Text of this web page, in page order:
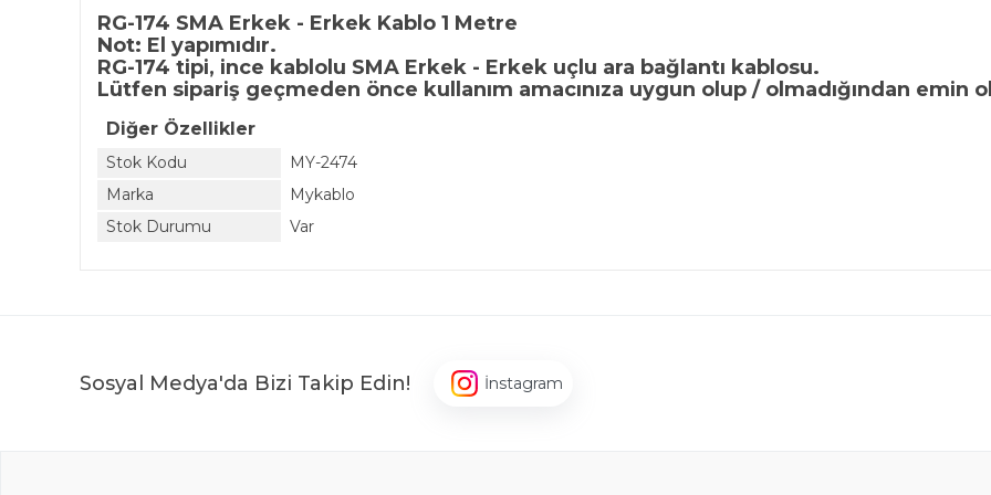
RG-174 SMA Erkek - Erkek Kablo 1 Metre
Not: El yapımıdır.
RG-174 tipi, ince kablolu SMA Erkek - Erkek uçlu ara bağlantı kablosu.
Lütfen sipariş geçmeden önce kullanım amacınıza uygun olup / olmadığından emin
Diğer Özellikler
Stok Kodu
MY-2474
Marka
Mykablo
Stok Durumu
Var
Sosyal Medya'da Bizi Takip Edin! İnstagram